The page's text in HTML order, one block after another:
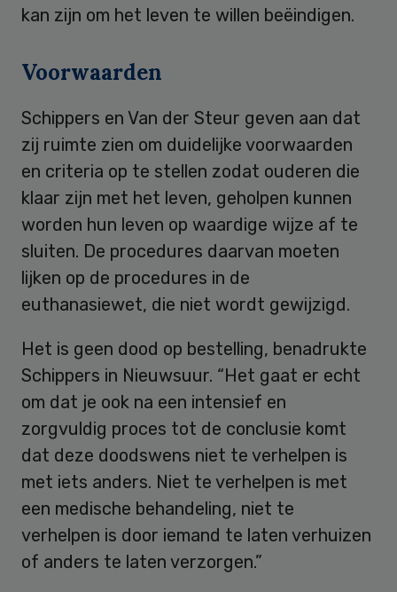
kan zijn om het leven te willen beëindigen.
Voorwaarden
Schippers en Van der Steur geven aan dat
zij ruimte zien om duidelijke voorwaarden
en criteria op te stellen zodat ouderen die
klaar zijn met het leven, geholpen kunnen
worden hun leven op waardige wijze af te
sluiten. De procedures daarvan moeten
lijken op de procedures in de
euthanasiewet, die niet wordt gewijzigd.
Het is geen dood op bestelling, benadrukte
Schippers in Nieuwsuur. “Het gaat er echt
om dat je ook na een intensief en
zorgvuldig proces tot de conclusie komt
dat deze doodswens niet te verhelpen is
met iets anders. Niet te verhelpen is met
een medische behandeling, niet te
verhelpen is door iemand te laten verhuizen
of anders te laten verzorgen.”